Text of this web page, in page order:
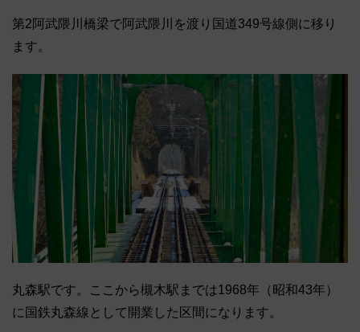
第2阿武隈川橋梁で阿武隈川を渡り国道349号線側に移り
ます。
丸森駅です。ここから槻木駅までは1968年（昭和43年）
に国鉄丸森線として開業した区間になります。